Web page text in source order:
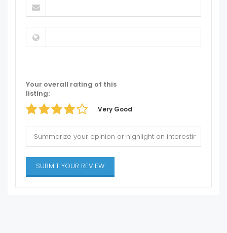
Your overall rating of this
listing:
Very Good